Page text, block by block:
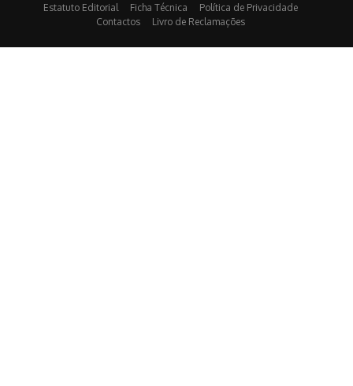
Estatuto Editorial
Ficha Técnica
Política de Privacidade
Contactos
Livro de Reclamações